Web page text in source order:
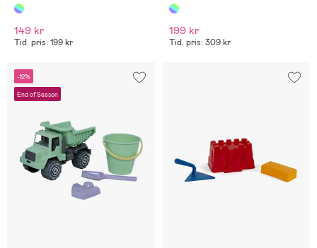
149 kr
Tid. pris: 199 kr
199 kr
Tid. pris: 309 kr
-12%
End of Season